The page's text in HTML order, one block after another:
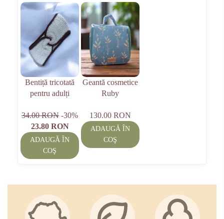
Bentiță tricotată
pentru adulți
34.00 RON -30%
23.80 RON
ADAUGĂ ÎN
COŞ
Geantă cosmetice
Ruby
130.00 RON
ADAUGĂ ÎN
COŞ